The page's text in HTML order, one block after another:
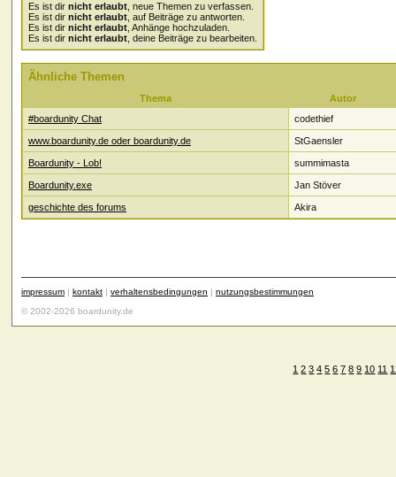
Es ist dir nicht erlaubt , neue Themen zu verfassen.
Es ist dir nicht erlaubt , auf Beiträge zu antworten.
Es ist dir nicht erlaubt , Anhänge hochzuladen.
Es ist dir nicht erlaubt , deine Beiträge zu bearbeiten.
Ähnliche Themen
Thema
Autor
#boardunity Chat
codethief
www.boardunity.de oder boardunity.de StGaensler
Boardunity - Lob! summimasta
Boardunity.exe Jan Stöver
geschichte des forums Akira
impressum | kontakt | verhaltensbedingungen | nutzungsbestimmungen
© 2002-2026 boardunity.de
1 2 3 4 5 6 7 8 9 10 11